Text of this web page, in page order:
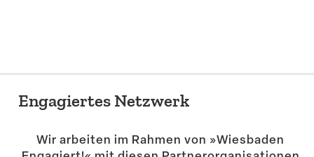
Engagiertes Netzwerk
Wir arbeiten im Rahmen von »Wiesbaden